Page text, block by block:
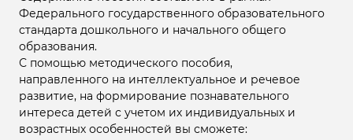
Федерального государственного образовательного
стандарта дошкольного и начального общего
образования.
С помощью методического пособия,
направленного на интеллектуальное и речевое
развитие, на формирование познавательного
интереса детей с учетом их индивидуальных и
возрастных особенностей вы сможете: